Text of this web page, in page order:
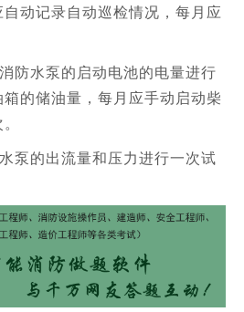
动记录自动巡检情况，每月应
水泵的启动电池的电量进行
的储油量，每月应手动启动柴
的出流量和压力进行一次试